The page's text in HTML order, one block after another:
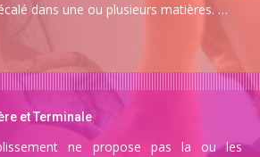
dans une ou plusieurs matières. …
et Terminale
ne propose pas la ou les